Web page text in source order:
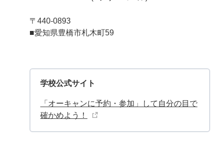
〒440-0893
■愛知県豊橋市札木町59
学校公式サイト
「オーキャンに予約・参加」して自分の目で
確かめよう！